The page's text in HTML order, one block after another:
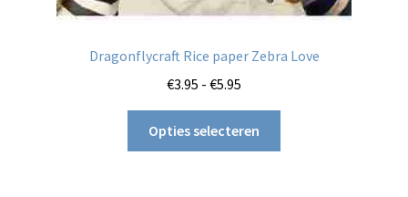
Dragonflycraft Rice paper Zebra Love
€3.95 - €5.95
tot
€5.95
Opties selecteren